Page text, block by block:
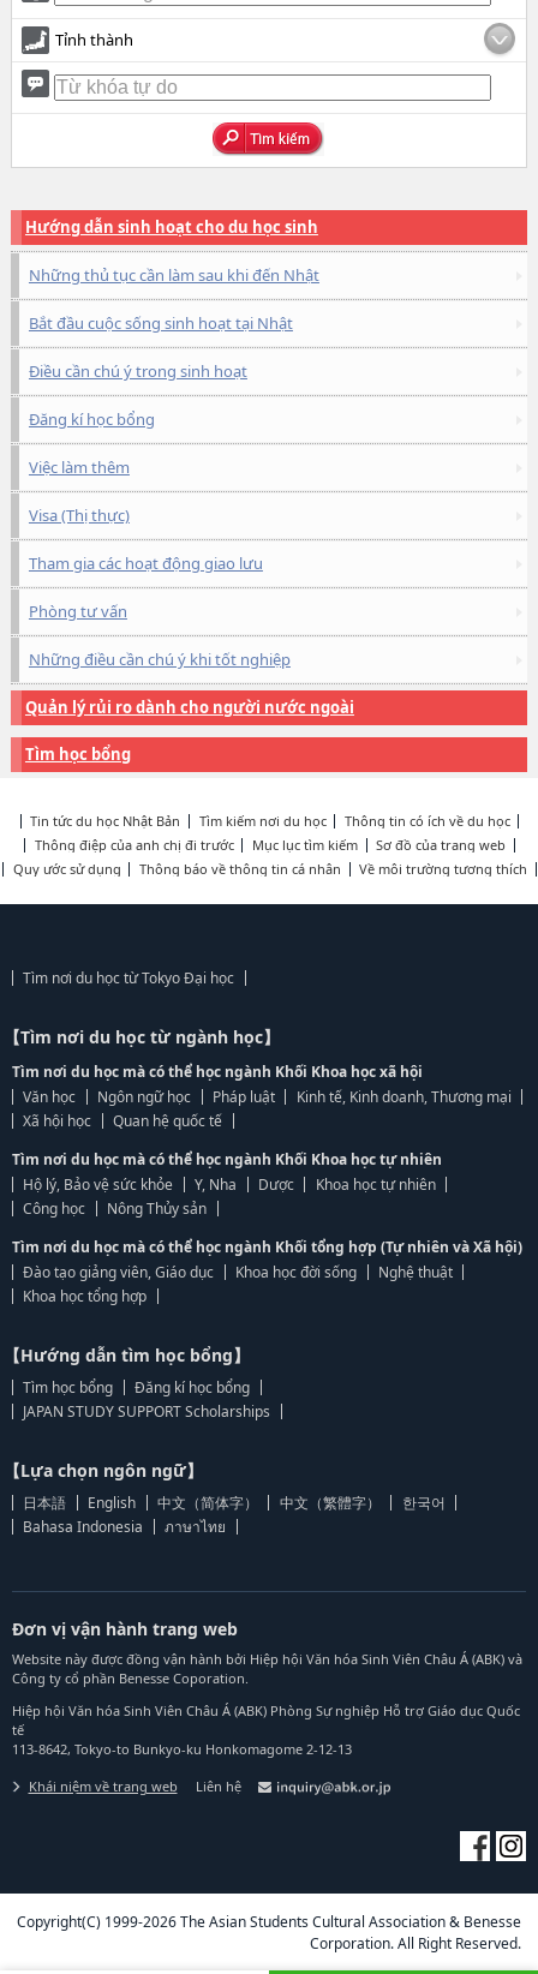
Tỉnh thành
Hướng dẫn sinh hoạt cho du học sinh
Những thủ tục cần làm sau khi đến Nhật
Bắt đầu cuộc sống sinh hoạt tại Nhật
Điều cần chú ý trong sinh hoạt
Đăng kí học bổng
Việc làm thêm
Visa (Thị thực)
Tham gia các hoạt động giao lưu
Phòng tư vấn
Những điều cần chú ý khi tốt nghiệp
Quản lý rủi ro dành cho người nước ngoài
Tìm học bổng
Tin tức du học Nhật Bản Tìm kiếm nơi du học
Thông tin có ích về du học
Thông điệp của anh chị đi trước
Mục lục tìm kiếm
Sơ đồ của trang web
Quy ước sử dụng
Thông báo về thông tin cá nhân Về môi trường tương thích
Tìm nơi du học từ Tokyo Đại học
【Tìm nơi du học từ ngành học】
Tìm nơi du học mà có thể học ngành Khối Khoa học xã hội
Văn học
Ngôn ngữ học Pháp luật
Kinh tế, Kinh doanh, Thương mại
Xã hội học
Quan hệ quốc tế
Tìm nơi du học mà có thể học ngành Khối Khoa học tự nhiên
Hộ lý, Bảo vệ sức khỏe
Y, Nha Dược
Khoa học tự nhiên
Công học
Nông Thủy sản
Tìm nơi du học mà có thể học ngành Khối tổng hợp (Tự nhiên và Xã hội)
Đào tạo giảng viên, Giáo dục
Khoa học đời sống
Nghệ thuật
Khoa học tổng hợp
【Hướng dẫn tìm học bổng】
Tìm học bổng
Đăng kí học bổng
JAPAN STUDY SUPPORT Scholarships
【Lựa chọn ngôn ngữ】
日本語 English 中文（简体字） 中文（繁體字）
한국어
Bahasa Indonesia
ภาษาไทย
Đơn vị vận hành trang web
Website này được đồng vận hành bởi Hiệp hội Văn hóa Sinh Viên Châu Á (ABK) và
Công ty cổ phần Benesse Coporation.
Hiệp hội Văn hóa Sinh Viên Châu Á (ABK) Phòng Sự nghiệp Hỗ trợ Giáo dục Quốc
tế
113-8642, Tokyo-to Bunkyo-ku Honkomagome 2-12-13
Khái niệm về trang web Liên hệ
Copyright(C) 1999-2026 The Asian Students Cultural Association & Benesse
Corporation. All Right Reserved.